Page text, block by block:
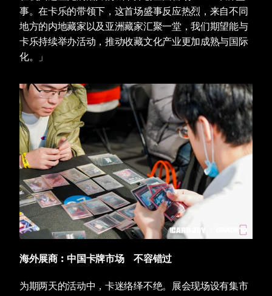
事。在卡乐的带领下，这首场盛事反应热烈，来自不同
地方的内地藏家以及亚洲藏家汇聚一堂，我们期望能与
卡乐持续举办活动，推动收藏文化产业更加成熟与国际
化。」
海外展商︰中国卡牌市场　不容错过
为期两天的活动中，卡迷络绎不绝。展会现场设有集市